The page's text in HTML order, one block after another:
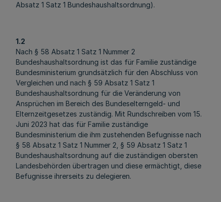
Absatz 1 Satz 1 Bundeshaushaltsordnung).
1.2
Nach § 58 Absatz 1 Satz 1 Nummer 2
Bundeshaushaltsordnung ist das für Familie zuständige
Bundesministerium grundsätzlich für den Abschluss von
Vergleichen und nach § 59 Absatz 1 Satz 1
Bundeshaushaltsordnung für die Veränderung von
Ansprüchen im Bereich des Bundeselterngeld- und
Elternzeitgesetzes zuständig. Mit Rundschreiben vom 15.
Juni 2023 hat das für Familie zuständige
Bundesministerium die ihm zustehenden Befugnisse nach
§ 58 Absatz 1 Satz 1 Nummer 2, § 59 Absatz 1 Satz 1
Bundeshaushaltsordnung auf die zuständigen obersten
Landesbehörden übertragen und diese ermächtigt, diese
Befugnisse ihrerseits zu delegieren.